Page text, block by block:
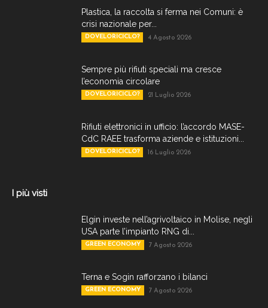
Plastica, la raccolta si ferma nei Comuni: è
crisi nazionale per...
DOVELORICICLO? 4 Agosto 2026
Sempre più rifiuti speciali ma cresce
l’economia circolare
DOVELORICICLO? 21 Luglio 2026
Rifiuti elettronici in ufficio: l’accordo MASE-
CdC RAEE trasforma aziende e istituzioni...
DOVELORICICLO? 16 Luglio 2026
I più visti
Elgin investe nell’agrivoltaico in Molise, negli
USA parte l’impianto RNG di...
GREEN ECONOMY 7 Agosto 2026
Terna e Sogin rafforzano i bilanci
GREEN ECONOMY 7 Agosto 2026